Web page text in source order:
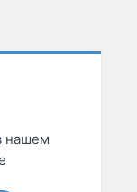
нашем